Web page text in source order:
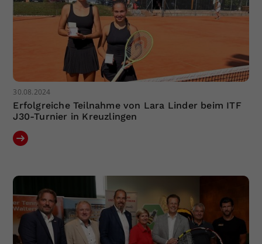
30.08.2024
Erfolgreiche Teilnahme von Lara Linder beim ITF
J30-Turnier in Kreuzlingen